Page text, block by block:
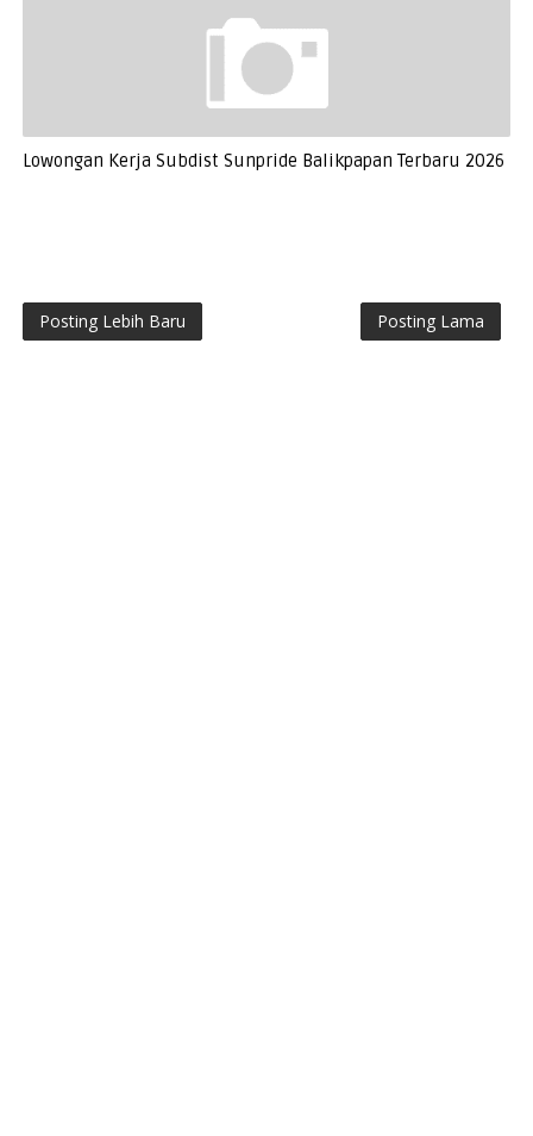
Lowongan Kerja Subdist Sunpride Balikpapan Terbaru 2026
Posting Lebih Baru Posting Lama